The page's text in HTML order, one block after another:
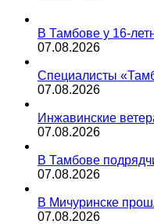
В Тамбове у 16-
07.08.2026
Специалисты
07.08.2026
Инжавинские
07.08.2026
В Тамбове
07.08.2026
В Мичуринске
07.08.2026